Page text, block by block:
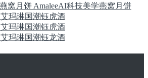
AmaleeAI科技美学燕窝月饼
艾玛琳国潮钰虎酒
艾玛琳国潮钰虎酒
艾玛琳国潮钰龙酒